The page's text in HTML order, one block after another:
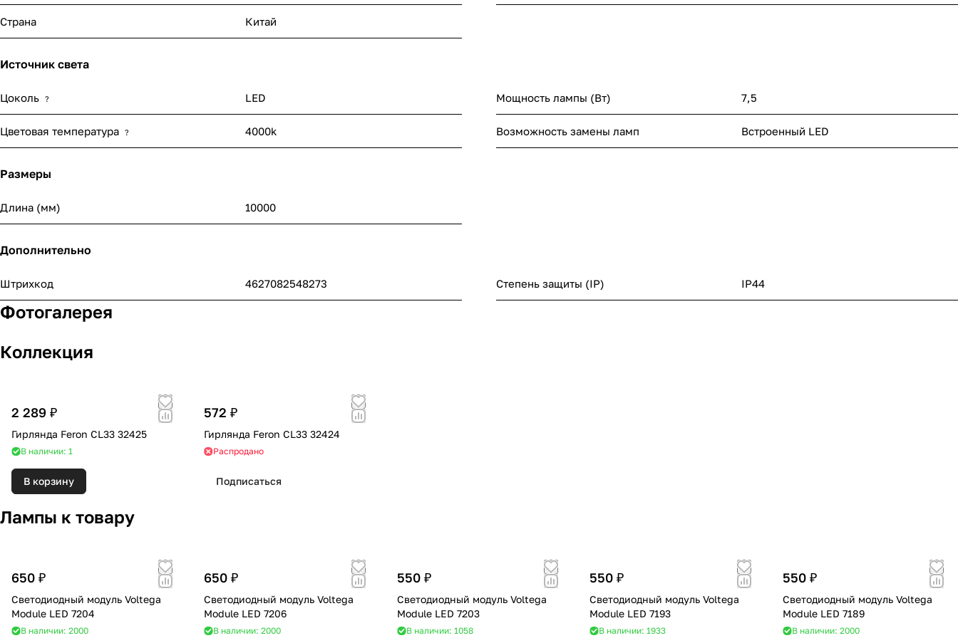
Страна Китай
Источник света
Цоколь ? LED Мощность лампы (Вт) 7,5
Цветовая температура ? 4000k Возможность замены ламп Встроенный LED
Размеры
Длина (мм) 10000
Дополнительно
Штрихкод 4627082548273 Степень защиты (IP) IP44
Фотогалерея
Коллекция
2 289 ₽
Гирлянда Feron CL33 32425
В наличии: 1
В корзину
572 ₽
Гирлянда Feron CL33 32424
Распродано
Подписаться
Лампы к товару
650 ₽
Светодиодный модуль Voltega
Module LED 7204
В наличии: 2000
650 ₽
Светодиодный модуль Voltega
Module LED 7206
В наличии: 2000
550 ₽
Светодиодный модуль Voltega
Module LED 7203
В наличии: 1058
550 ₽
Светодиодный модуль Voltega
Module LED 7193
В наличии: 1933
550 ₽
Светодиодный модуль Voltega
Module LED 7189
В наличии: 2000